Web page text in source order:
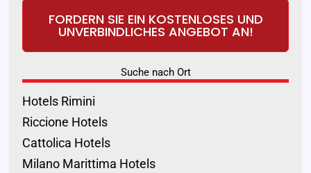
FORDERN SIE EIN KOSTENLOSES UND
UNVERBINDLICHES ANGEBOT AN!
Suche nach Ort
Hotels Rimini
Riccione Hotels
Cattolica Hotels
Milano Marittima Hotels